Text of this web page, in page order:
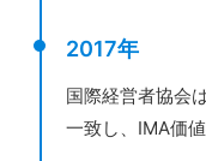
2017年
国際経営者協会
一致し、IMA価